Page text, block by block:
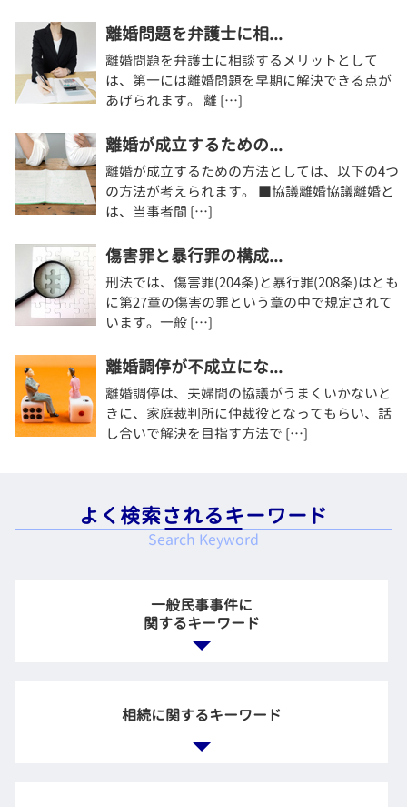
離婚問題を弁護士に相...
離婚問題を弁護士に相談するメリットとして
は、第一には離婚問題を早期に解決できる点が
あげられます。 離 […]
離婚が成立するための...
離婚が成立するための方法としては、以下の4つ
の方法が考えられます。 ■協議離婚協議離婚と
は、当事者間 […]
傷害罪と暴行罪の構成...
刑法では、傷害罪(204条)と暴行罪(208条)はとも
に第27章の傷害の罪という章の中で規定されて
います。一般 […]
離婚調停が不成立にな...
離婚調停は、夫婦間の協議がうまくいかないと
きに、家庭裁判所に仲裁役となってもらい、話
し合いで解決を目指す方法で […]
よく検索されるキーワード
Search Keyword
一般民事事件に
関するキーワード
不動産 契約 トラブル相続に関するキーワード